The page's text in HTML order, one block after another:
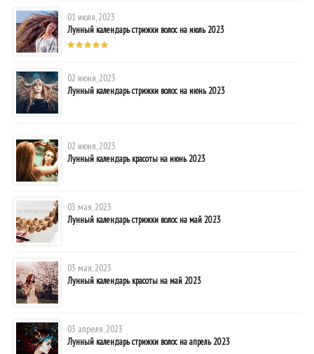
01 июля, 2023
Лунный календарь стрижки волос на июль 2023
02 июня, 2023
Лунный календарь стрижки волос на июнь 2023
02 июня, 2023
Лунный календарь красоты на июнь 2023
03 мая, 2023
Лунный календарь стрижки волос на май 2023
03 мая, 2023
Лунный календарь красоты на май 2023
03 апреля, 2023
Лунный календарь стрижки волос на апрель 2023